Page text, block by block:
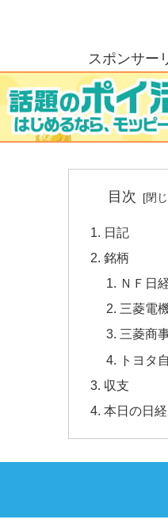
スポンサー
目次
日記
銘柄
ＮＦ日
三菱電
三菱商
トヨタ
収支
本日の日